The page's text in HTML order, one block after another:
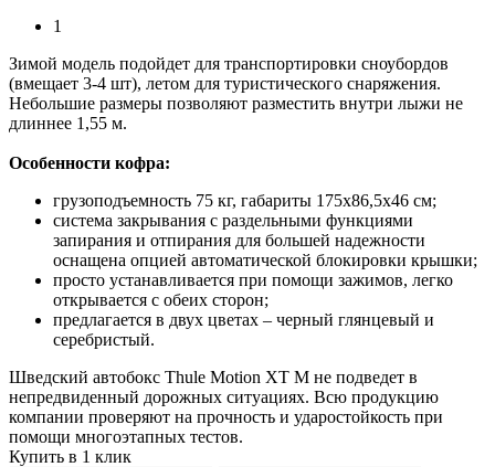
1
Зимой модель подойдет для транспортировки сноубордов
(вмещает 3-4 шт), летом для туристического снаряжения.
Небольшие размеры позволяют разместить внутри лыжи не
длиннее 1,55 м.
Особенности кофра:
грузоподъемность 75 кг, габариты 175х86,5х46 см;
система закрывания с раздельными функциями
запирания и отпирания для большей надежности
оснащена опцией автоматической блокировки крышки;
просто устанавливается при помощи зажимов, легко
открывается с обеих сторон;
предлагается в двух цветах – черный глянцевый и
серебристый.
Шведский автобокс Thule Motion XT M не подведет в
непредвиденный дорожных ситуациях. Всю продукцию
компании проверяют на прочность и ударостойкость при
помощи многоэтапных тестов.
Купить в 1 клик